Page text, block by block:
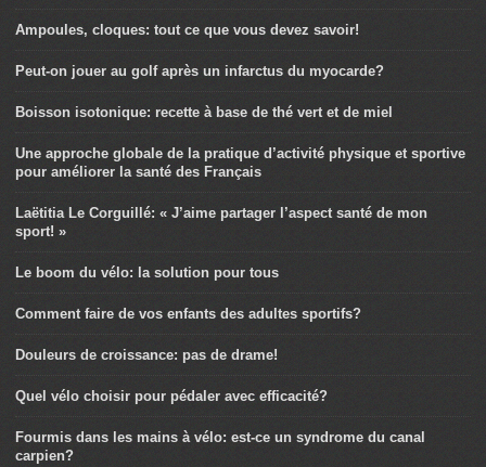
Ampoules, cloques: tout ce que vous devez savoir!
Peut-on jouer au golf après un infarctus du myocarde?
Boisson isotonique: recette à base de thé vert et de miel
Une approche globale de la pratique d’activité physique et sportive
pour améliorer la santé des Français
Laëtitia Le Corguillé: « J’aime partager l’aspect santé de mon
sport! »
Le boom du vélo: la solution pour tous
Comment faire de vos enfants des adultes sportifs?
Douleurs de croissance: pas de drame!
Quel vélo choisir pour pédaler avec efficacité?
Fourmis dans les mains à vélo: est-ce un syndrome du canal
carpien?